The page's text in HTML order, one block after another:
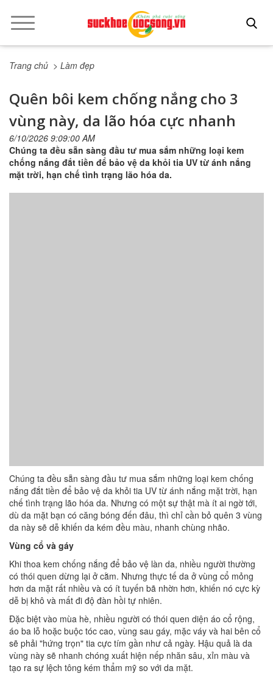
Trang chủ > Làm đẹp
Quên bôi kem chống nắng cho 3
vùng này, da lão hóa cực nhanh
6/10/2026 9:09:00 AM
Chúng ta đều sẵn sàng đầu tư mua sắm những loại kem
chống nắng đắt tiền để bảo vệ da khỏi tia UV từ ánh nắng
mặt trời, hạn chế tình trạng lão hóa da.
Chúng ta đều sẵn sàng đầu tư mua sắm những loại kem chống
nắng đắt tiền để bảo vệ da khỏi tia UV từ ánh nắng mặt trời, hạn
chế tình trạng lão hóa da. Nhưng có một sự thật mà ít ai ngờ tới,
dù da mặt bạn có căng bóng đến đâu, thì chỉ cần bỏ quên 3 vùng
da này sẽ dễ khiến da kém đều màu, nhanh chùng nhão.
Vùng cổ và gáy
Khi thoa kem chống nắng để bảo vệ làn da, nhiều người thường
có thói quen dừng lại ở cằm. Nhưng thực tế da ở vùng cổ mỏng
hơn da mặt rất nhiều và có ít tuyến bã nhờn hơn, khiến nó cực kỳ
dễ bị khô và mất đi độ đàn hồi tự nhiên.
Đặc biệt vào mùa hè, nhiều người có thói quen diện áo cổ rộng,
áo ba lỗ hoặc buộc tóc cao, vùng sau gáy, mặc váy và hai bên cổ
sẽ phải "hứng trọn" tia cực tím gần như cả ngày. Hậu quả là da
vùng này sẽ nhanh chóng xuất hiện nếp nhăn sâu, xỉn màu và
tạo ra sự lệch tông kém thẩm mỹ so với da mặt.